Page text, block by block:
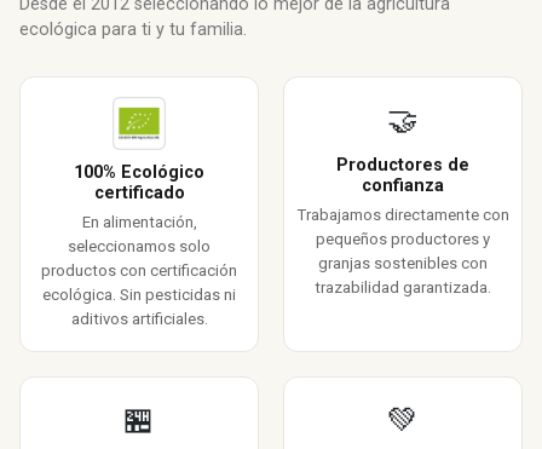
ecológica para ti y tu familia.
100% Ecológico
certificado
En alimentación,
seleccionamos solo
productos con certificación
ecológica. Sin pesticidas ni
aditivos artificiales.
🤝
Productores de
confianza
Trabajamos directamente con
pequeños productores y
granjas sostenibles con
trazabilidad garantizada.
🏪 💚